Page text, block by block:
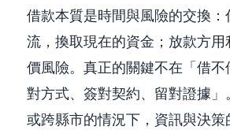
借款本質是時間與風險的交換
流，換取現在的資金；放款方
價風險。真正的關鍵不在「借不
對方式、簽對契約、留對證據
或跨縣市的情況下，資訊與決